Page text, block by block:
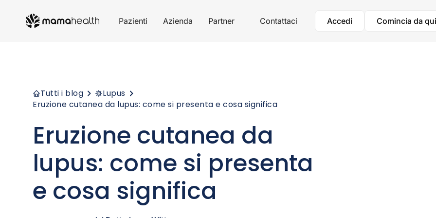
Pazienti Azienda Partner Contattaci Accedi Comincia da
Tutti i blog
Lupus
Eruzione cutanea da lupus: come si presenta e cosa significa
Eruzione cutanea da
lupus: come si presenta
e cosa significa